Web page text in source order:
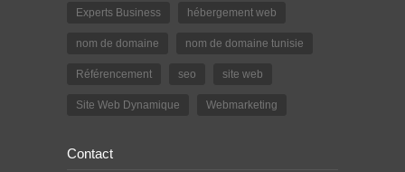
Experts Business hébergement web
nom de domaine nom de domaine tunisie
Référencement seo site web
Site Web Dynamique Webmarketing
Contact